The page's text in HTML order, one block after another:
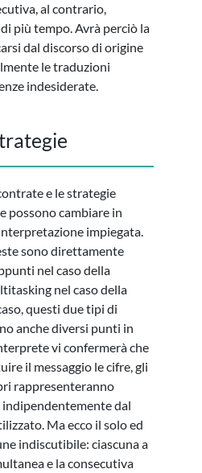
al contrario,
più tempo. Avrà perciò la
dal discorso di origine
le traduzioni
indesiderate.
e le strategie
possono cambiare in
impiegata.
sono direttamente
nel caso della
nel caso della
questi due tipi di
anche diversi punti in
vi confermerà che
il messaggio le cifre, gli
rappresenteranno
dal
Ma ecco il solo ed
indiscutibile: ciascuna a
e la consecutiva